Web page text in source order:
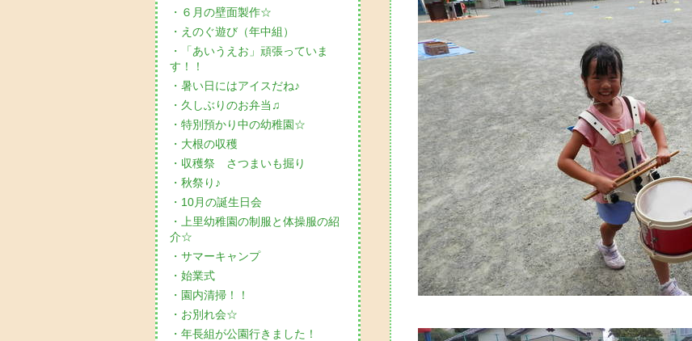
・６月の壁面製作☆
・えのぐ遊び（年中組）
・「あいうえお」頑張っていま
す！！
・暑い日にはアイスだね♪
・久しぶりのお弁当♫
・特別預かり中の幼稚園☆
・大根の収穫
・収穫祭 さつまいも掘り
・秋祭り♪
・10月の誕生日会
・上里幼稚園の制服と体操服の紹
介☆
・サマーキャンプ
・始業式
・園内清掃！！
・お別れ会☆
・年長組が公園行きました！